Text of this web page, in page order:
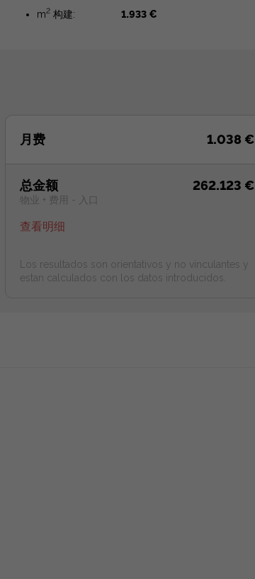
m2 构建: 1.933 €
月费 1.038 €
总金额
物业 + 费用 - 入口
查看明细
262.123 €
Los resultados son orientativos y no vinculantes y
estan calculados con los datos introducidos.